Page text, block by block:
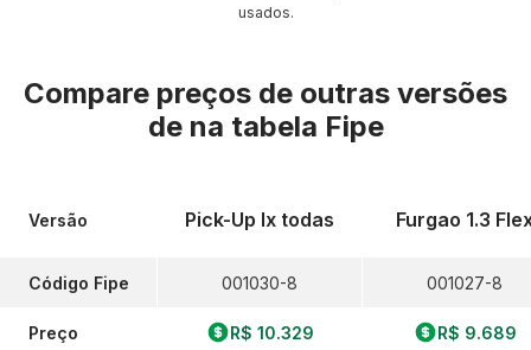
usados.
Compare preços de outras versões
de na tabela Fipe
Versão
Código Fipe
Preço
Pick-Up lx todas
001030-8
R$ 10.329
Furgao 1.3
001027-8
R$ 9.689